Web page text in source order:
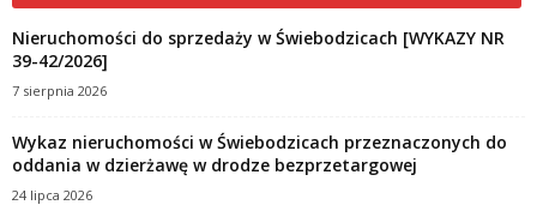
Nieruchomości do sprzedaży w Świebodzicach [WYKAZY NR
39-42/2026]
7 sierpnia 2026
Wykaz nieruchomości w Świebodzicach przeznaczonych do
oddania w dzierżawę w drodze bezprzetargowej
24 lipca 2026